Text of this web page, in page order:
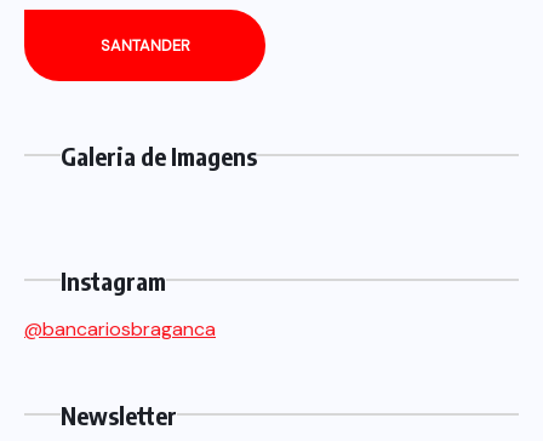
SANTANDER
Galeria de Imagens
Instagram
@bancariosbraganca
Newsletter